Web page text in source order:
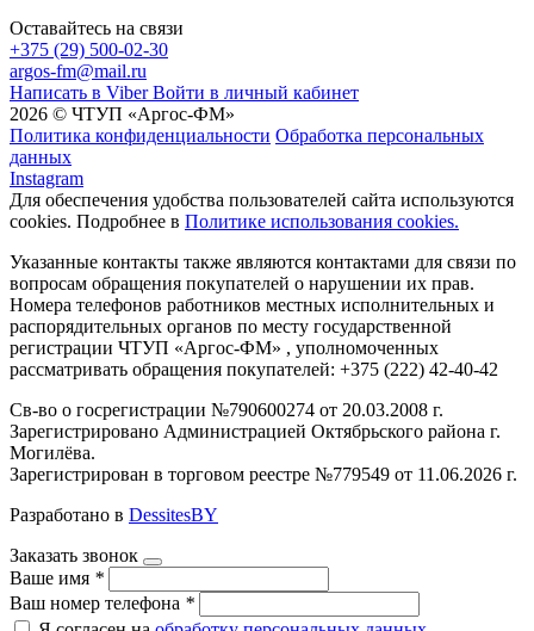
Оставайтесь на связи
+375 (29) 500-02-30
argos-fm@mail.ru
Написать в Viber Войти в личный кабинет
2026 © ЧТУП «Аргос-ФМ»
Политика конфиденциальности Обработка персональных
данных
Instagram
Для обеспечения удобства пользователей сайта используются
cookies. Подробнее в Политике использования cookies.
Указанные контакты также являются контактами для связи по
вопросам обращения покупателей о нарушении их прав.
Номера телефонов работников местных исполнительных и
распорядительных органов по месту государственной
регистрации ЧТУП «Аргос-ФМ» , уполномоченных
рассматривать обращения покупателей: +375 (222) 42-40-42
Св-во о госрегистрации №790600274 от 20.03.2008 г.
Зарегистрировано Администрацией Октябрьского района г.
Могилёва.
Зарегистрирован в торговом реестре №779549 от 11.06.2026 г.
Разработано в DessitesBY
Заказать звонок
Ваше имя *
Ваш номер телефона *